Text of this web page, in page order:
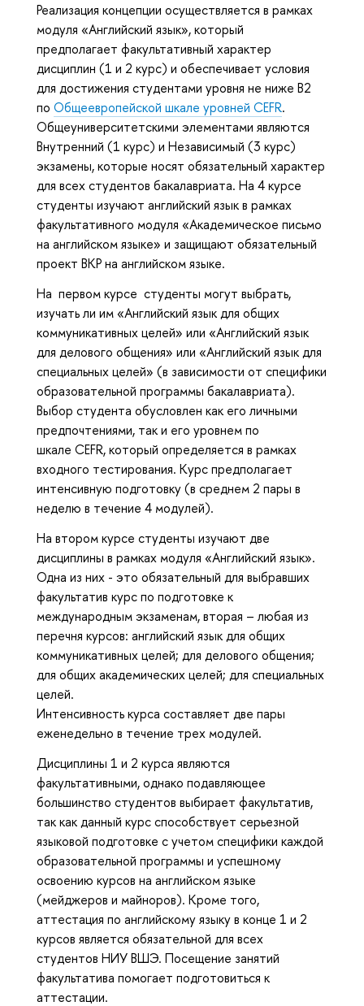
Реализация концепции осуществляется в рамках
модуля «Английский язык», который
предполагает факультативный характер
дисциплин (1 и 2 курс) и обеспечивает условия
для достижения студентами уровня не ниже B2
по Общеевропейской шкале уровней CEFR.
Общеуниверситетскими элементами являются
Внутренний (1 курс) и Независимый (3 курс)
экзамены, которые носят обязательный характер
для всех студентов бакалавриата. На 4 курсе
студенты изучают английский язык в рамках
факультативного модуля «Академическое письмо
на английском языке» и защищают обязательный
проект ВКР на английском языке.
На первом курсе студенты могут выбрать,
изучать ли им «Английский язык для общих
коммуникативных целей» или «Английский язык
для делового общения» или «Английский язык для
специальных целей» (в зависимости от специфики
образовательной программы бакалавриата).
Выбор студента обусловлен как его личными
предпочтениями, так и его уровнем по
шкале CEFR, который определяется в рамках
входного тестирования. Курс предполагает
интенсивную подготовку (в среднем 2 пары в
неделю в течение 4 модулей).
На втором курсе студенты изучают две
дисциплины в рамках модуля «Английский язык».
Одна из них - это обязательный для выбравших
факультатив курс по подготовке к
международным экзаменам, вторая – любая из
перечня курсов: английский язык для общих
коммуникативных целей; для делового общения;
для общих академических целей; для специальных
целей.
Интенсивность курса составляет две пары
еженедельно в течение трех модулей.
Дисциплины 1 и 2 курса являются
факультативными, однако подавляющее
большинство студентов выбирает факультатив,
так как данный курс способствует серьезной
языковой подготовке с учетом специфики каждой
образовательной программы и успешному
освоению курсов на английском языке
(мейджеров и майноров). Кроме того,
аттестация по английскому языку в конце 1 и 2
курсов является обязательной для всех
студентов НИУ ВШЭ. Посещение занятий
факультатива помогает подготовиться к
аттестации.